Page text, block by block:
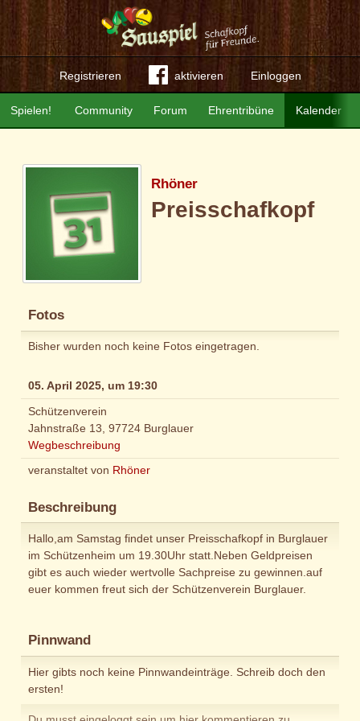
Registrieren aktivieren Einloggen
Community Forum Ehrentribüne Kalender
Spielen!
Rhöner
Preisschafkopf
Fotos
Bisher wurden noch keine Fotos eingetragen.
05. April 2025, um 19:30
Schützenverein
Jahnstraße 13, 97724 Burglauer
Wegbeschreibung
veranstaltet von Rhöner
Beschreibung
Hallo,am Samstag findet unser Preisschafkopf in Burglauer
im Schützenheim um 19.30Uhr statt.Neben Geldpreisen
gibt es auch wieder wertvolle Sachpreise zu gewinnen.auf
euer kommen freut sich der Schützenverein Burglauer.
Pinnwand
Hier gibts noch keine Pinnwandeinträge. Schreib doch den
ersten!